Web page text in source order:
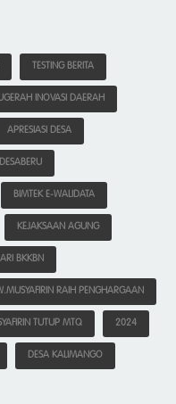
TESTING BERITA
INOVASI DAERAH
APRESIASI DESA
BIMTEK E-WALIDATA
KEJAKSAAN AGUNG
BKKBN
RAIH PENGHARGAAN
TUTUP MTQ 2024
DESA KALIMANGO